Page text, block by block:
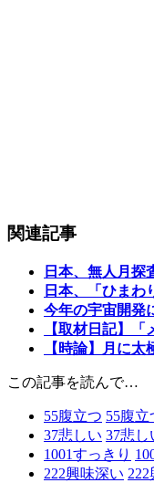
関連記事
日本、無人月
日本、「ひまわ
今年の宇宙開発
【取材日記】
【時論】月に
この記事を読んで…
55腹立つ 55腹立
37悲しい 37悲し
1001すっきり
222興味深い 222